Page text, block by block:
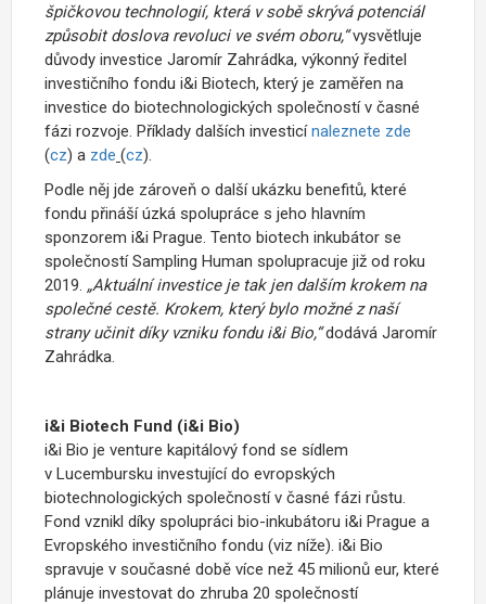
špičkovou technologií, která v sobě skrývá potenciál
způsobit doslova revoluci ve svém oboru,“vysvětluje
důvody investice Jaromír Zahrádka, výkonný ředitel
investičního fondu i&i Biotech, který je zaměřen na
investice do biotechnologických společností v časné
fázi rozvoje. Příklady dalších investicínaleznete zde
(cz) a zde (cz).
Podle něj jde zároveň o další ukázku benefitů, které
fondu přináší úzká spolupráce s jeho hlavním
sponzorem i&i Prague. Tento biotech inkubátor se
společností Sampling Human spolupracuje již od roku
2019. „Aktuální investice je tak jen dalším krokem na
společné cestě. Krokem, který bylo možné z naší
strany učinit díky vzniku fondu i&i Bio,“dodává Jaromír
Zahrádka.
i&i Biotech Fund (i&i Bio)
i&i Bio je venture kapitálový fond se sídlem
v Lucembursku investující do evropských
biotechnologických společností v časné fázi růstu.
Fond vznikl díky spolupráci bio-inkubátoru i&i Prague a
Evropského investičního fondu (viz níže). i&i Bio
spravuje v současné době více než 45 milionů eur, které
plánuje investovat do zhruba 20 společností